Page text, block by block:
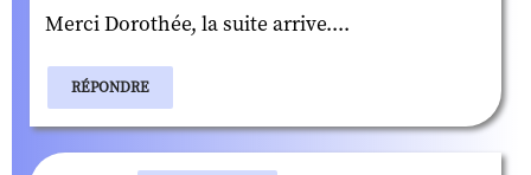
Merci Dorothée, la suite arrive....
RÉPONDRE